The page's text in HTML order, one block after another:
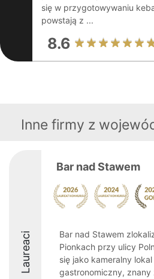
się w przygotowywaniu
powstają z ...
8.6
Inne firmy z
Laureaci
Bar nad Stawem
Bar nad Stawem
Pionkach przy ulicy
się jako kameralny lokal
gastronomiczny, znany